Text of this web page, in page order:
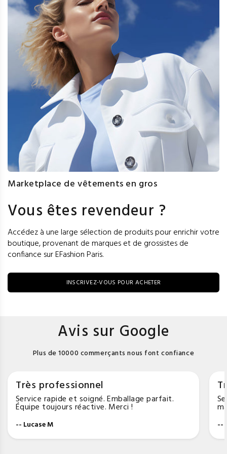
Marketplace de vêtements en gros
Vous êtes revendeur ?
Accédez à une large sélection de produits pour enrichir votre
boutique, provenant de marques et de grossistes de
confiance sur EFashion Paris.
INSCRIVEZ-VOUS POUR ACHETER
Avis sur Google
Plus de 10000 commerçants nous font confiance
Très professionnel
Service rapide et soigné. Emballage parfait.
Équipe toujours réactive. Merci !
-- Lucase M --